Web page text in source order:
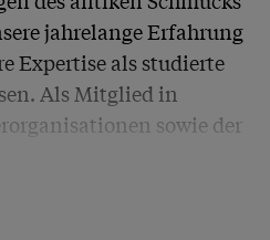
jahrelange Erfahrung
Expertise als studierte
Als Mitglied in
sowie der